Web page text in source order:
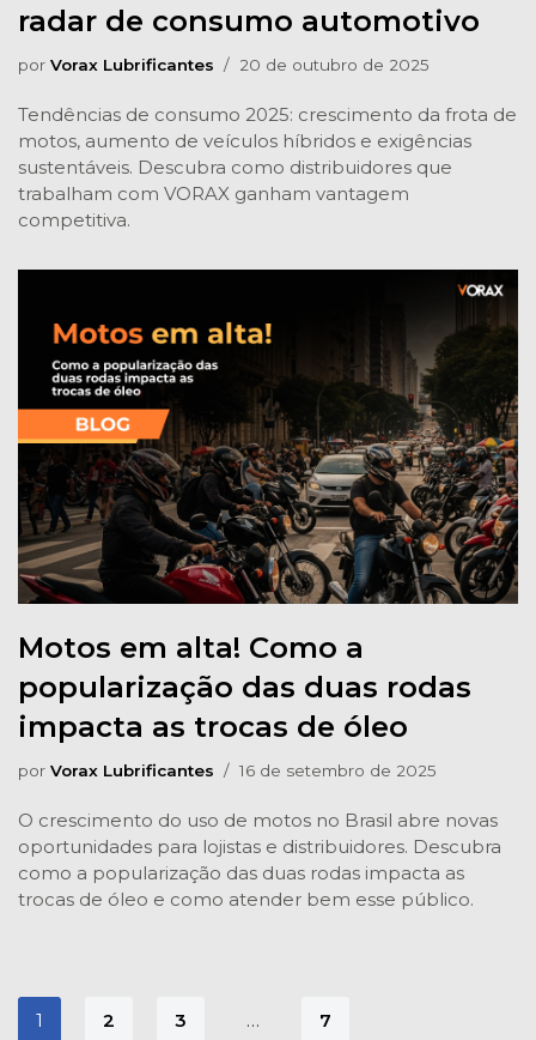
radar de consumo automotivo
por Vorax Lubrificantes 20 de outubro de 2025
Tendências de consumo 2025: crescimento da frota de
motos, aumento de veículos híbridos e exigências
sustentáveis. Descubra como distribuidores que
trabalham com VORAX ganham vantagem
competitiva.
Motos em alta! Como a
popularização das duas rodas
impacta as trocas de óleo
por Vorax Lubrificantes 16 de setembro de 2025
O crescimento do uso de motos no Brasil abre novas
oportunidades para lojistas e distribuidores. Descubra
como a popularização das duas rodas impacta as
trocas de óleo e como atender bem esse público.
1 2 3 … 7